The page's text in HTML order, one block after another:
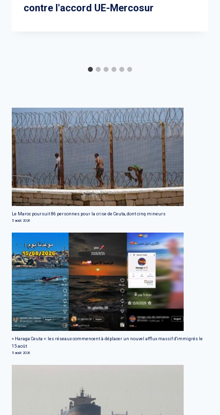
contre l'accord UE-Mercosur
Le Maroc poursuit 86 personnes pour la crise de Ceuta, dont cinq mineurs
5 août 2026
« Haraga Ceuta »: les réseaux commencent à déplacer un nouvel afflux massif d'immigrés le
15 août
5 août 2026